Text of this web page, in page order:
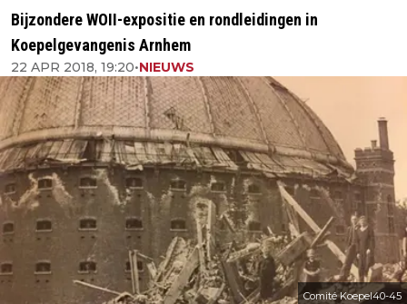
Bijzondere WOII-expositie en rondleidingen in
Koepelgevangenis Arnhem
22 APR 2018, 19:20•NIEUWS
Comité Koepel40-45